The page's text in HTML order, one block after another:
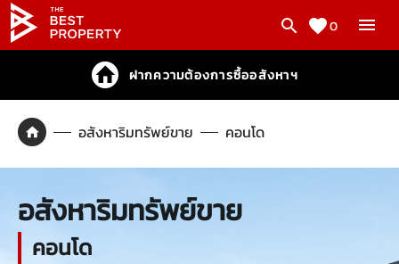
0
ฝากความต้องการซื้ออสังหาฯ
อสังหาริมทรัพย์ขาย คอนโด
อสังหาริมทรัพย์ขาย
คอนโด